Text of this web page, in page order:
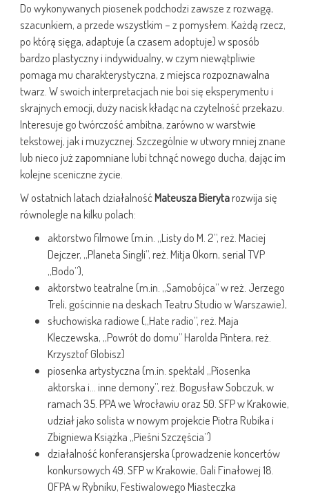
Do wykonywanych piosenek podchodzi zawsze z rozwagą,
szacunkiem, a przede wszystkim – z pomysłem. Każdą rzecz,
po którą sięga, adaptuje (a czasem adoptuje) w sposób
bardzo plastyczny i indywidualny, w czym niewątpliwie
pomaga mu charakterystyczna, z miejsca rozpoznawalna
twarz. W swoich interpretacjach nie boi się eksperymentu i
skrajnych emocji, duży nacisk kładąc na czytelność przekazu.
Interesuje go twórczość ambitna, zarówno w warstwie
tekstowej, jak i muzycznej. Szczególnie w utwory mniej znane
lub nieco już zapomniane lubi tchnąć nowego ducha, dając im
kolejne sceniczne życie.
W ostatnich latach działalnośćMateusza Bierytarozwija się
równolegle na kilku polach:
aktorstwo filmowe (m.in. „Listy do M. 2”, reż. Maciej
Dejczer, „Planeta Singli”, reż. Mitja Okorn, serial TVP
„Bodo”),
aktorstwo teatralne (m.in. „Samobójca” w reż. Jerzego
Treli, gościnnie na deskach Teatru Studio w Warszawie),
słuchowiska radiowe („Hate radio”, reż. Maja
Kleczewska, „Powrót do domu” Harolda Pintera, reż.
Krzysztof Globisz)
piosenka artystyczna (m.in. spektakl „Piosenka
aktorska i… inne demony”, reż. Bogusław Sobczuk, w
ramach 35. PPA we Wrocławiu oraz 50. SFP w Krakowie,
udział jako solista w nowym projekcie Piotra Rubika i
Zbigniewa Książka „Pieśni Szczęścia”)
działalność konferansjerska (prowadzenie koncertów
konkursowych 49. SFP w Krakowie, Gali Finałowej 18.
OFPA w Rybniku, Festiwalowego Miasteczka